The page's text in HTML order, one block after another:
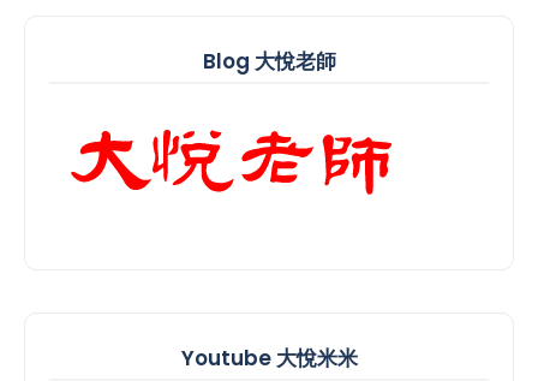
Blog 大悅老師
Youtube 大悅米米